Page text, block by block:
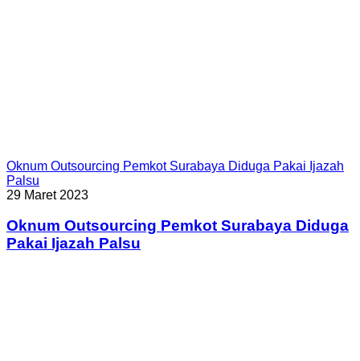
Oknum Outsourcing Pemkot Surabaya Diduga Pakai Ijazah
Palsu
29 Maret 2023
Oknum Outsourcing Pemkot Surabaya Diduga
Pakai Ijazah Palsu